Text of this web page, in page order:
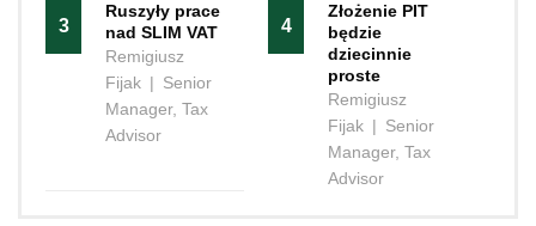
3
Ruszyły prace
nad SLIM VAT
Remigiusz
Fijak | Senior
Manager, Tax
Advisor
4
Złożenie PIT
będzie
dziecinnie
proste
Remigiusz
Fijak | Senior
Manager, Tax
Advisor